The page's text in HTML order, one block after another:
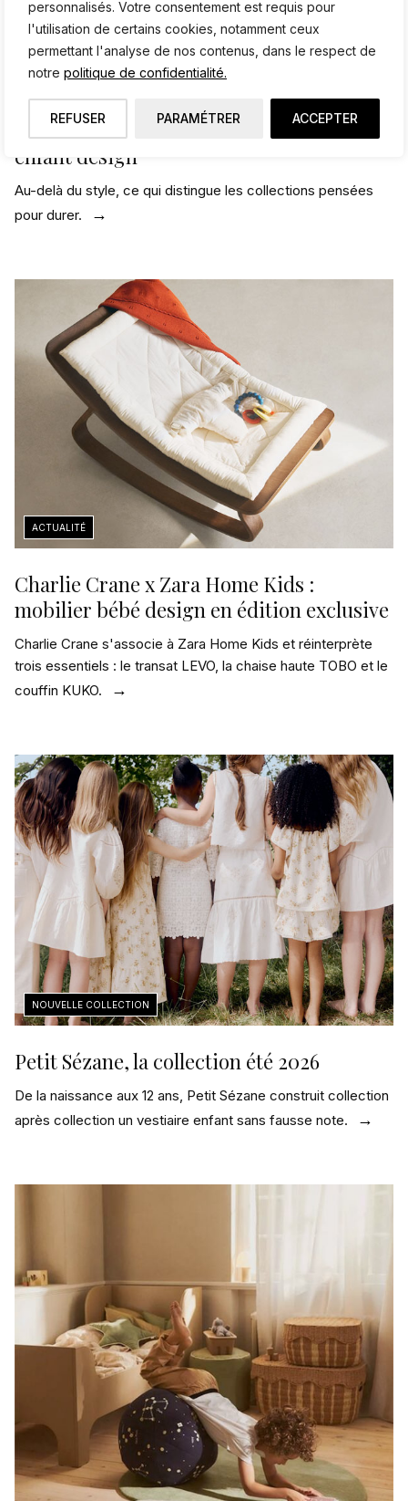
personnalisés. Votre consentement est requis pour
l'utilisation de certains cookies, notamment ceux
permettant l'analyse de nos contenus, dans le respect de
notre politique de confidentialité.
PARAMÉTRER
REFUSER ACCEPTER
Les meilleures marques de mobilier
enfant design
Au-delà du style, ce qui distingue les collections pensées
pour durer.
Charlie Crane x Zara Home Kids :
mobilier bébé design en édition exclusive
Charlie Crane s'associe à Zara Home Kids et réinterprète
trois essentiels : le transat LEVO, la chaise haute TOBO et le
couffin KUKO.
Petit Sézane, la collection été 2026
De la naissance aux 12 ans, Petit Sézane construit collection
après collection un vestiaire enfant sans fausse note.